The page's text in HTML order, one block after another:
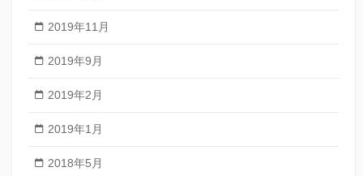
2019年11月
2019年9月
2019年2月
2019年1月
2018年5月